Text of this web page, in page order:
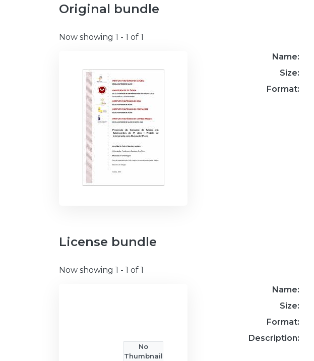
Original bundle
Now showing 1 - 1 of 1
Name:
Size:
Format:
License bundle
Now showing 1 - 1 of 1
No
Thumbnail
Name:
Size:
Format:
Description: